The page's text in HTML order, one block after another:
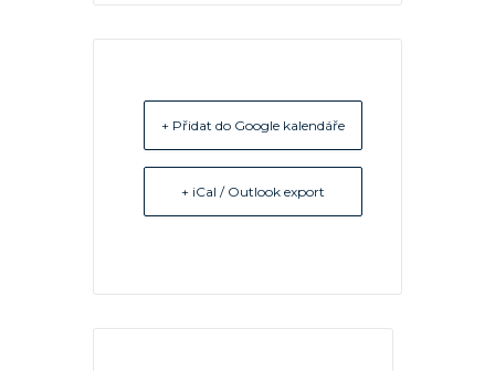
+ Přidat do Google kalendáře
+ iCal / Outlook export